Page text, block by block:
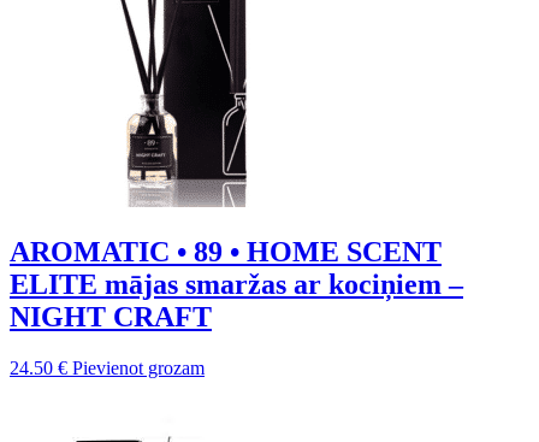
AROMATIC • 89 • HOME SCENT
ELITE mājas smaržas ar kociņiem –
NIGHT CRAFT
24.50 € Pievienot grozam